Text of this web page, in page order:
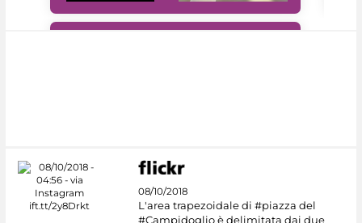
08/10/2018
L'area trapezoidale di #piazza del
#Campidoglio è delimitata dai due